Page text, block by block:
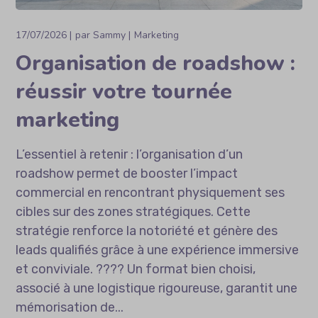
17/07/2026 parSammy Marketing
Organisation de roadshow :
réussir votre tournée
marketing
L’essentiel à retenir : l’organisation d’un
roadshow permet de booster l’impact
commercial en rencontrant physiquement ses
cibles sur des zones stratégiques. Cette
stratégie renforce la notoriété et génère des
leads qualifiés grâce à une expérience immersive
et conviviale. ???? Un format bien choisi,
associé à une logistique rigoureuse, garantit une
mémorisation de...